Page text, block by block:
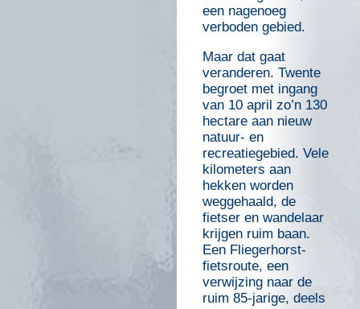
een nagenoeg
verboden gebied.
Maar dat gaat
veranderen. Twente
begroet met ingang
van 10 april zo’n 130
hectare aan nieuw
natuur- en
recreatiegebied. Vele
kilometers aan
hekken worden
weggehaald, de
fietser en wandelaar
krijgen ruim baan.
Een Fliegerhorst-
fietsroute, een
verwijzing naar de
ruim 85-jarige, deels